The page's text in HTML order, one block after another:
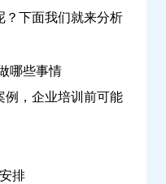
？下面我们就来分析
例，企业培训前可能
排